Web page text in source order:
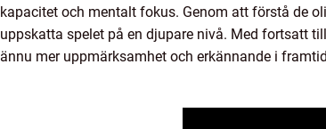
kapacitet och mentalt fokus. Genom att förstå de
uppskatta spelet på en djupare nivå. Med fortsatt
ännu mer uppmärksamhet och erkännande i